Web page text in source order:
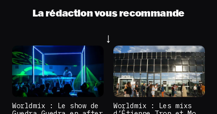
La rédaction vous recommande
Worldmix : Le show de
Worldmix : Les mixs